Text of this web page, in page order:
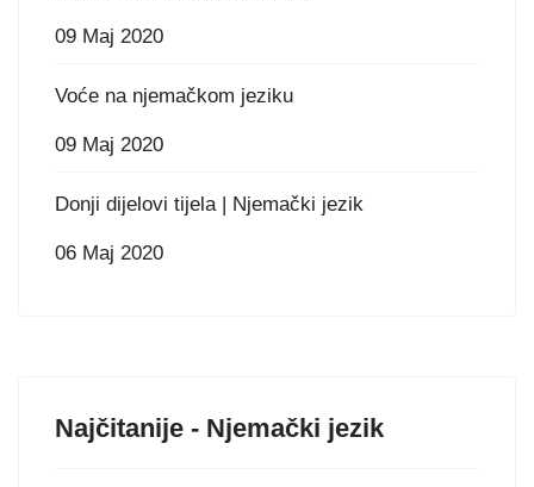
09 Maj 2020
Voće na njemačkom jeziku
09 Maj 2020
Donji dijelovi tijela | Njemački jezik
06 Maj 2020
Najčitanije - Njemački jezik